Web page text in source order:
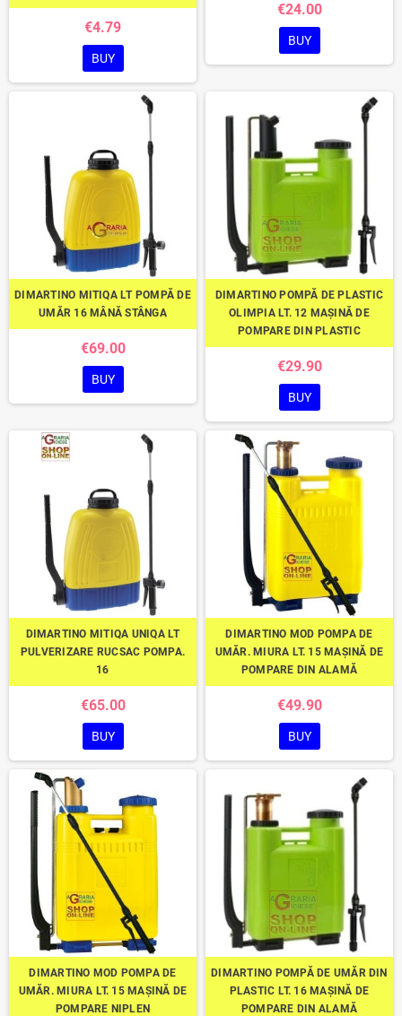
€4.79
BUY
€24.00
BUY
DIMARTINO MITIQA LT POMPĂ DE
UMĂR 16 MÂNĂ STÂNGA
€69.00
BUY
DIMARTINO POMPĂ DE PLASTIC
OLIMPIA LT. 12 MAȘINĂ DE
POMPARE DIN PLASTIC
€29.90
BUY
DIMARTINO MITIQA UNIQA LT
PULVERIZARE RUCSAC POMPA.
16
€65.00
BUY
DIMARTINO MOD POMPA DE
UMĂR. MIURA LT. 15 MAȘINĂ DE
POMPARE DIN ALAMĂ
€49.90
BUY
DIMARTINO MOD POMPA DE
UMĂR. MIURA LT. 15 MAȘINĂ DE
POMPARE NIPLEN
DIMARTINO POMPĂ DE UMĂR DIN
PLASTIC LT. 16 MAȘINĂ DE
POMPARE DIN ALAMĂ